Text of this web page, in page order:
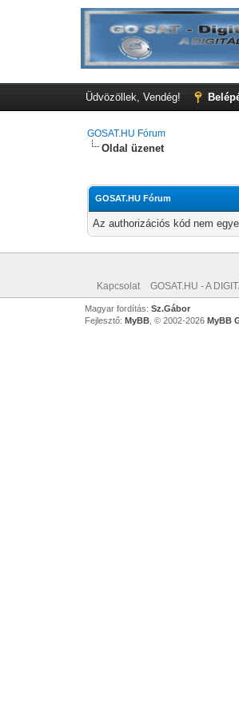
Üdvözöllek, Vendég!
GOSAT.HU Fórum
Oldal üzenet
GOSAT.HU Fórum
Az authorizációs kód nem
Kapcsolat GOSAT.HU - A
Magyar fordítás: Sz.Gábor
Fejlesztő: MyBB, © 2002-2026 MyBB